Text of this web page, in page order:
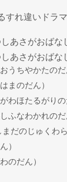
すれ違いドラ
あさがおばな
あさがおばな
うちやかたのだ
まのだん）
わほたるがりの
ふなわかれのだ
だのじゅくわ
）
のだん）